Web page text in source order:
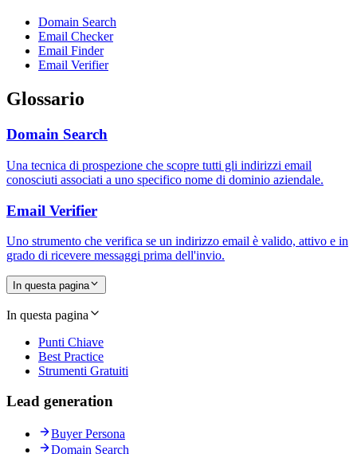
Domain Search
Email Checker
Email Finder
Email Verifier
Glossario
Domain Search
Una tecnica di prospezione che scopre tutti gli indirizzi email
conosciuti associati a uno specifico nome di dominio aziendale.
Email Verifier
Uno strumento che verifica se un indirizzo email è valido, attivo e in
grado di ricevere messaggi prima dell'invio.
In questa pagina
In questa pagina
Punti Chiave
Best Practice
Strumenti Gratuiti
Lead generation
Buyer Persona
Domain Search